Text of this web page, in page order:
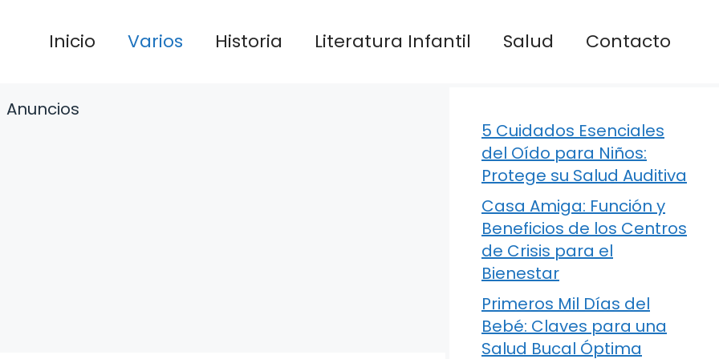
Inicio Varios Historia Literatura Infantil Salud Contacto
Anuncios
5 Cuidados Esenciales
del Oído para Niños:
Protege su Salud Auditiva
Casa Amiga: Función y
Beneficios de los Centros
de Crisis para el
Bienestar
Primeros Mil Días del
Bebé: Claves para una
Salud Bucal Óptima